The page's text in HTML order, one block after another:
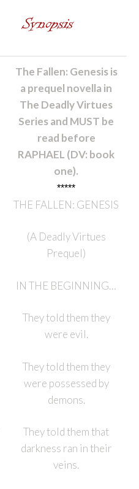
The Fallen: Genesis is
a prequel novella in
The Deadly Virtues
Series and MUST be
read before
RAPHAEL (DV: book
one).
*****
THE FALLEN: GENESIS
(A Deadly Virtues
Prequel)
IN THE BEGINNING…
They told them they
were evil.
They told them they
were possessed by
demons.
They told them that
darkness ran in their
veins.